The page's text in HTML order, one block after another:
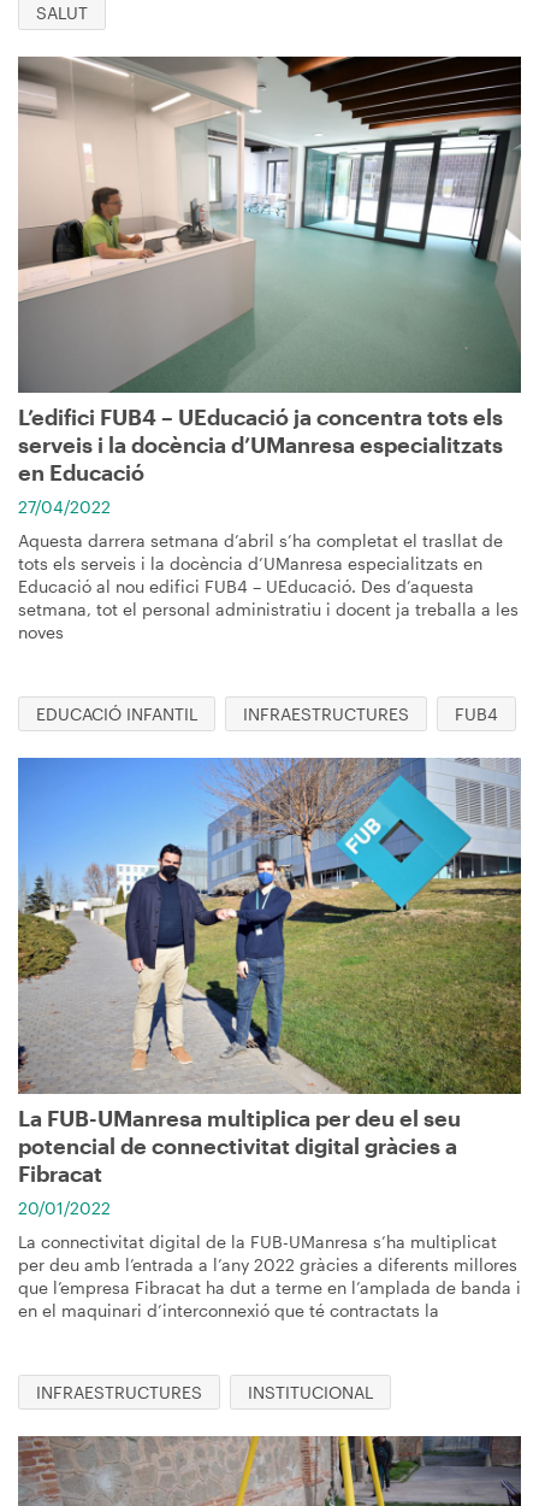
SALUT
Imagen
L’edifici FUB4 – UEducació ja concentra tots els
serveis i la docència d’UManresa especialitzats
en Educació
27/04/2022
Aquesta darrera setmana d’abril s’ha completat el trasllat de
tots els serveis i la docència d’UManresa especialitzats en
Educació al nou edifici FUB4 – UEducació. Des d’aquesta
setmana, tot el personal administratiu i docent ja treballa a les
noves
EDUCACIÓ INFANTIL INFRAESTRUCTURES FUB4
La FUB-UManresa multiplica per deu el seu
potencial de connectivitat digital gràcies a
Fibracat
20/01/2022
La connectivitat digital de la FUB-UManresa s’ha multiplicat
per deu amb l’entrada a l’any 2022 gràcies a diferents millores
que l’empresa Fibracat ha dut a terme en l’amplada de banda i
en el maquinari d’interconnexió que té contractats la
INFRAESTRUCTURES INSTITUCIONAL
Imagen